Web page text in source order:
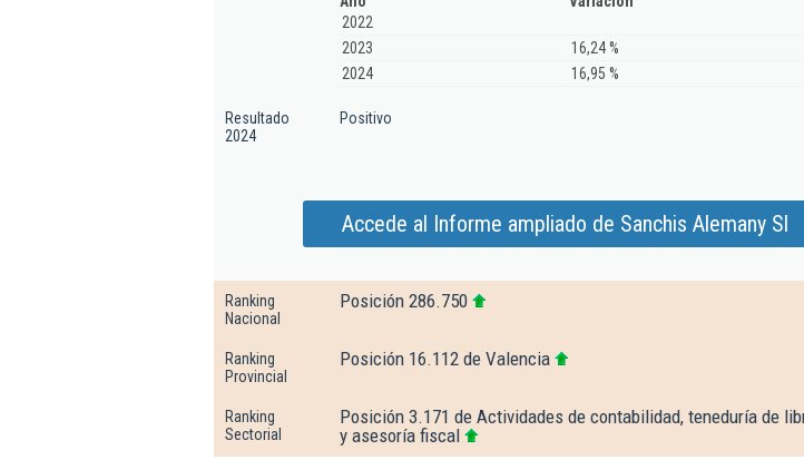
2022
2023
16,24 %
2024
16,95 %
Resultado
2024
Positivo
Accede al Informe ampliado de Sanchis Alemany Sl
Ranking
Nacional
Posición 286.750
Ranking
Provincial
Posición 16.112 de Valencia
Ranking
Sectorial
Posición 3.171 de Actividades de contabilidad, teneduría de
y asesoría fiscal